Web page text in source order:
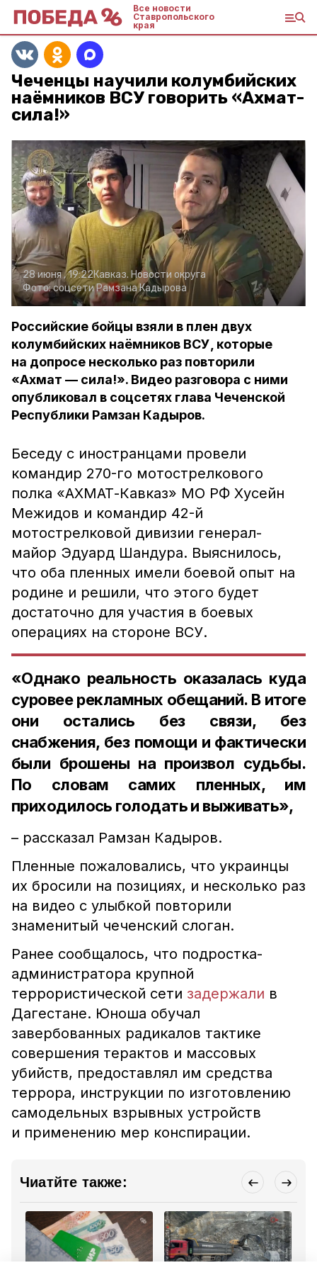
Все новости
Ставропольского
края
Чеченцы научили колумбийских
наёмников ВСУ говорить «Ахмат-
сила!»
28 июня , 19:22Кавказ. Новости округа
Фото:соцсети Рамзана Кадырова
Российские бойцы взяли в плен двух
колумбийских наёмников ВСУ, которые
на допросе несколько раз повторили
«Ахмат — сила!». Видео разговора с ними
опубликовал в соцсетях глава Чеченской
Республики Рамзан Кадыров.
Беседу с иностранцами провели
командир 270-го мотострелкового
полка «АХМАТ-Кавказ» МО РФ Хусейн
Межидов и командир 42-й
мотострелковой дивизии генерал-
майор Эдуард Шандура. Выяснилось,
что оба пленных имели боевой опыт на
родине и решили, что этого будет
достаточно для участия в боевых
операциях на стороне ВСУ.
«Однако реальность оказалась куда
суровее рекламных обещаний. В итоге
они остались без связи, без
снабжения, без помощи и фактически
были брошены на произвол судьбы.
По словам самих пленных, им
приходилось голодать и выживать»,
– рассказал Рамзан Кадыров.
Пленные пожаловались, что украинцы
их бросили на позициях, и несколько раз
на видео с улыбкой повторили
знаменитый чеченский слоган.
Ранее сообщалось, что подростка-
администратора крупной
террористической сети задержали в
Дагестане. Юноша обучал
завербованных радикалов тактике
совершения терактов и массовых
убийств, предоставлял им средства
террора, инструкции по изготовлению
самодельных взрывных устройств
и применению мер конспирации.
Чиатйте также: